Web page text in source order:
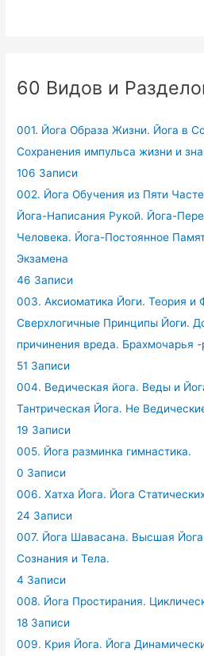
60 Видов и
001. Йога Образа Жизни. Йога в
Сохранения импульса жизни и
106 Записи
002. Йога Обучения из Пяти
Йога-Написания Рукой. Йога-
Человека. Йога-Постоянное
Экзамена
46 Записи
003. Аксиоматика Йоги. Теория и
Сверхлогичные Принципы Йоги.
причинения вреда. Брахмочарья -
51 Записи
004. Ведическая йога. Веды и
Тантрическая Йога. Не
19 Записи
005. Йога разминка гимнастика.
0 Записи
006. Хатха Йога. Йога
24 Записи
007. Йога Шавасана. Высшая
Сознания и Тела.
4 Записи
008. Йога Простирания.
18 Записи
009. Крия Йога. Йога